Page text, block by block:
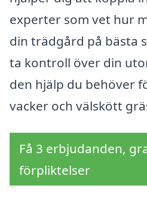
experter som vet hur
din trädgård på bästa
ta kontroll över din
den hjälp du behöver
vacker och välskött
Få 3 erbjudanden,
förpliktelser